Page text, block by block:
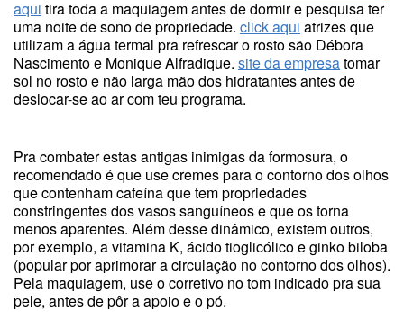
aqui tira toda a maquiagem antes de dormir e pesquisa ter
uma noite de sono de propriedade. click aqui atrizes que
utilizam a água termal pra refrescar o rosto são Débora
Nascimento e Monique Alfradique. site da empresatomar
sol no rosto e não larga mão dos hidratantes antes de
deslocar-se ao ar com teu programa.
Pra combater estas antigas inimigas da formosura, o
recomendado é que use cremes para o contorno dos olhos
que contenham cafeína que tem propriedades
constringentes dos vasos sanguíneos e que os torna
menos aparentes. Além desse dinâmico, existem outros,
por exemplo, a vitamina K, ácido tioglicólico e ginko biloba
(popular por aprimorar a circulação no contorno dos olhos).
Pela maquiagem, use o corretivo no tom indicado pra sua
pele, antes de pôr a apoio e o pó.